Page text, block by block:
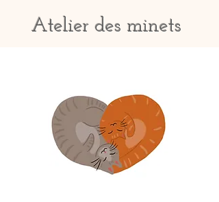
Atelier des minets